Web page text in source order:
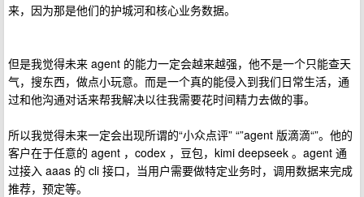
来，因为那是他们的护城河和核心业务数据。
但是我觉得未来 agent 的能力一定会越来越强，他不是一个只能查天
气，搜东西，做点小玩意。而是一个真的能侵入到我们日常生活，通
过和他沟通对话来帮我解决以往我需要花时间精力去做的事。
所以我觉得未来一定会出现所谓的“小众点评” “”agent 版滴滴“”。他的
客户在于任意的 agent ，codex ，豆包，kimi deepseek 。agent 通
过接入 aaas 的 cli 接口，当用户需要做特定业务时，调用数据来完成
推荐，预定等。